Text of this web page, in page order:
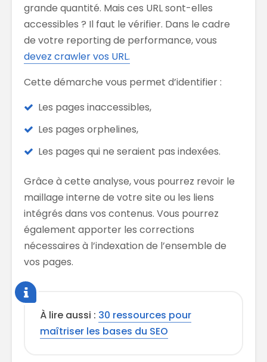
grande quantité. Mais ces URL sont-elles
accessibles ? Il faut le vérifier. Dans le cadre
de votre reporting de performance, vous
devez crawler vos URL.
Cette démarche vous permet d’identifier :
Les pages inaccessibles,
Les pages orphelines,
Les pages qui ne seraient pas indexées.
Grâce à cette analyse, vous pourrez revoir le
maillage interne de votre site ou les liens
intégrés dans vos contenus. Vous pourrez
également apporter les corrections
nécessaires à l’indexation de l’ensemble de
vos pages.
À lire aussi : 30 ressources pour
maîtriser les bases du SEO